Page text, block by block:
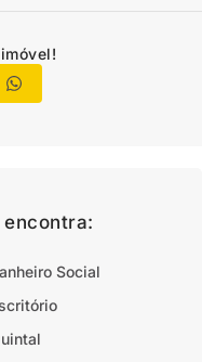
Social